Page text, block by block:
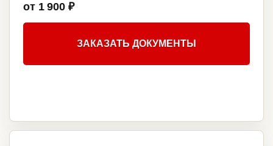
от 1 900 ₽
ЗАКАЗАТЬ ДОКУМЕНТЫ